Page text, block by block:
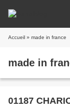
Accueil » made in france
made in
01187